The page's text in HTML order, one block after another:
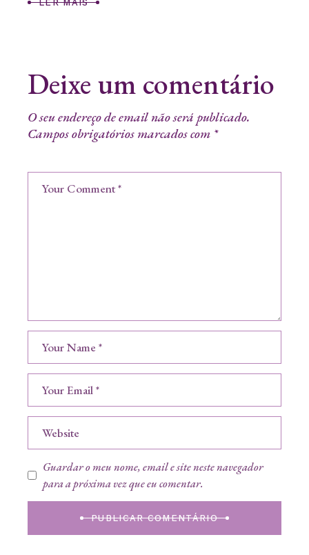
LER MAIS
Deixe um comentário
O seu endereço de email não será publicado.
Campos obrigatórios marcados com *
Guardar o meu nome, email e site neste navegador
para a próxima vez que eu comentar.
PUBLICAR COMENTÁRIO